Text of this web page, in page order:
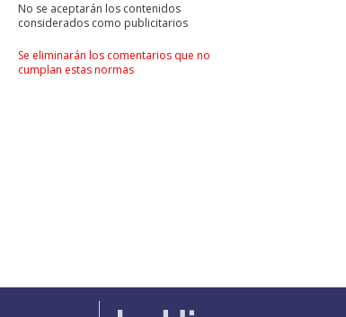
No se aceptarán los contenidos
considerados como publicitarios
Se eliminarán los comentarios que no
cumplan estas normas